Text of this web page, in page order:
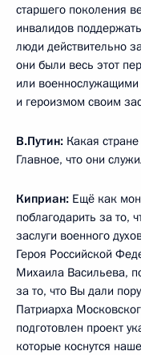
старшего поколения
инвалидов
люди действительно
они были весь этот
или
и героизмом своим
В.Путин: Какая
Главное, что они
Киприан: Ещё как
поблагодарить за то,
заслуги военного
Героя Российской
Михаила Васильева,
за то, что Вы дали
Патриарха
подготовлен проект
которые коснутся